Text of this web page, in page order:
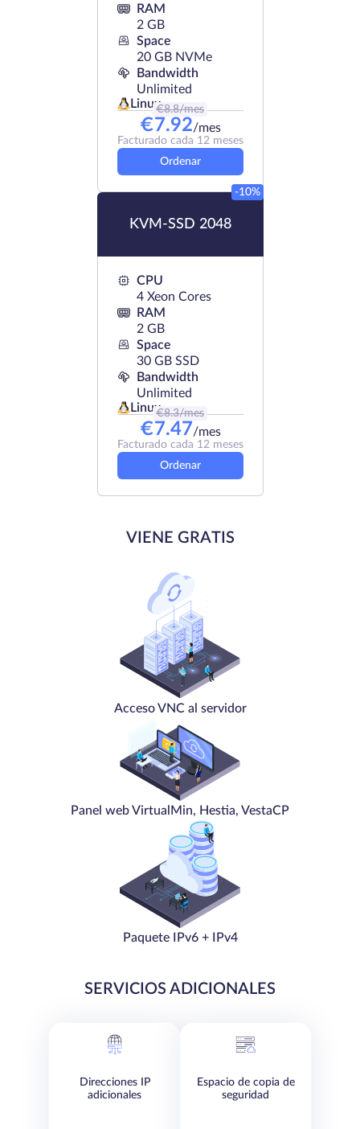
RAM
2 GB
Space
20 GB NVMe
Bandwidth
Unlimited
Linux€8.8/mes
€7.92/mes
Facturado cada 12 meses
Ordenar
KVM-SSD 2048
-10%
CPU
4 Xeon Cores
RAM
2 GB
Space
30 GB SSD
Bandwidth
Unlimited
Linux€8.3/mes
€7.47/mes
Facturado cada 12 meses
Ordenar
VIENE GRATIS
Acceso VNC al servidor
Panel web VirtualMin, Hestia, VestaCP
Paquete IPv6 + IPv4
SERVICIOS ADICIONALES
Direcciones IP
adicionales
Espacio de copia de
seguridad